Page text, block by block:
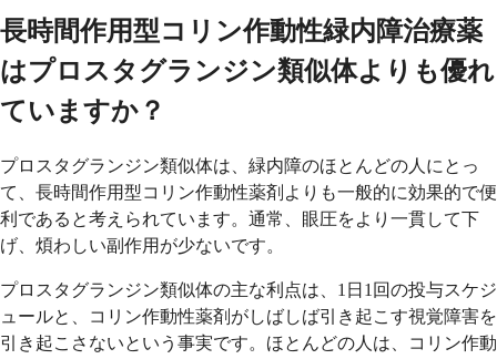
長時間作用型コリン作動性緑内障治療薬
はプロスタグランジン類似体よりも優れ
ていますか？
プロスタグランジン類似体は、緑内障のほとんどの人にとっ
て、長時間作用型コリン作動性薬剤よりも一般的に効果的で便
利であると考えられています。通常、眼圧をより一貫して下
げ、煩わしい副作用が少ないです。
プロスタグランジン類似体の主な利点は、1日1回の投与スケジ
ュールと、コリン作動性薬剤がしばしば引き起こす視覚障害を
引き起こさないという事実です。ほとんどの人は、コリン作動